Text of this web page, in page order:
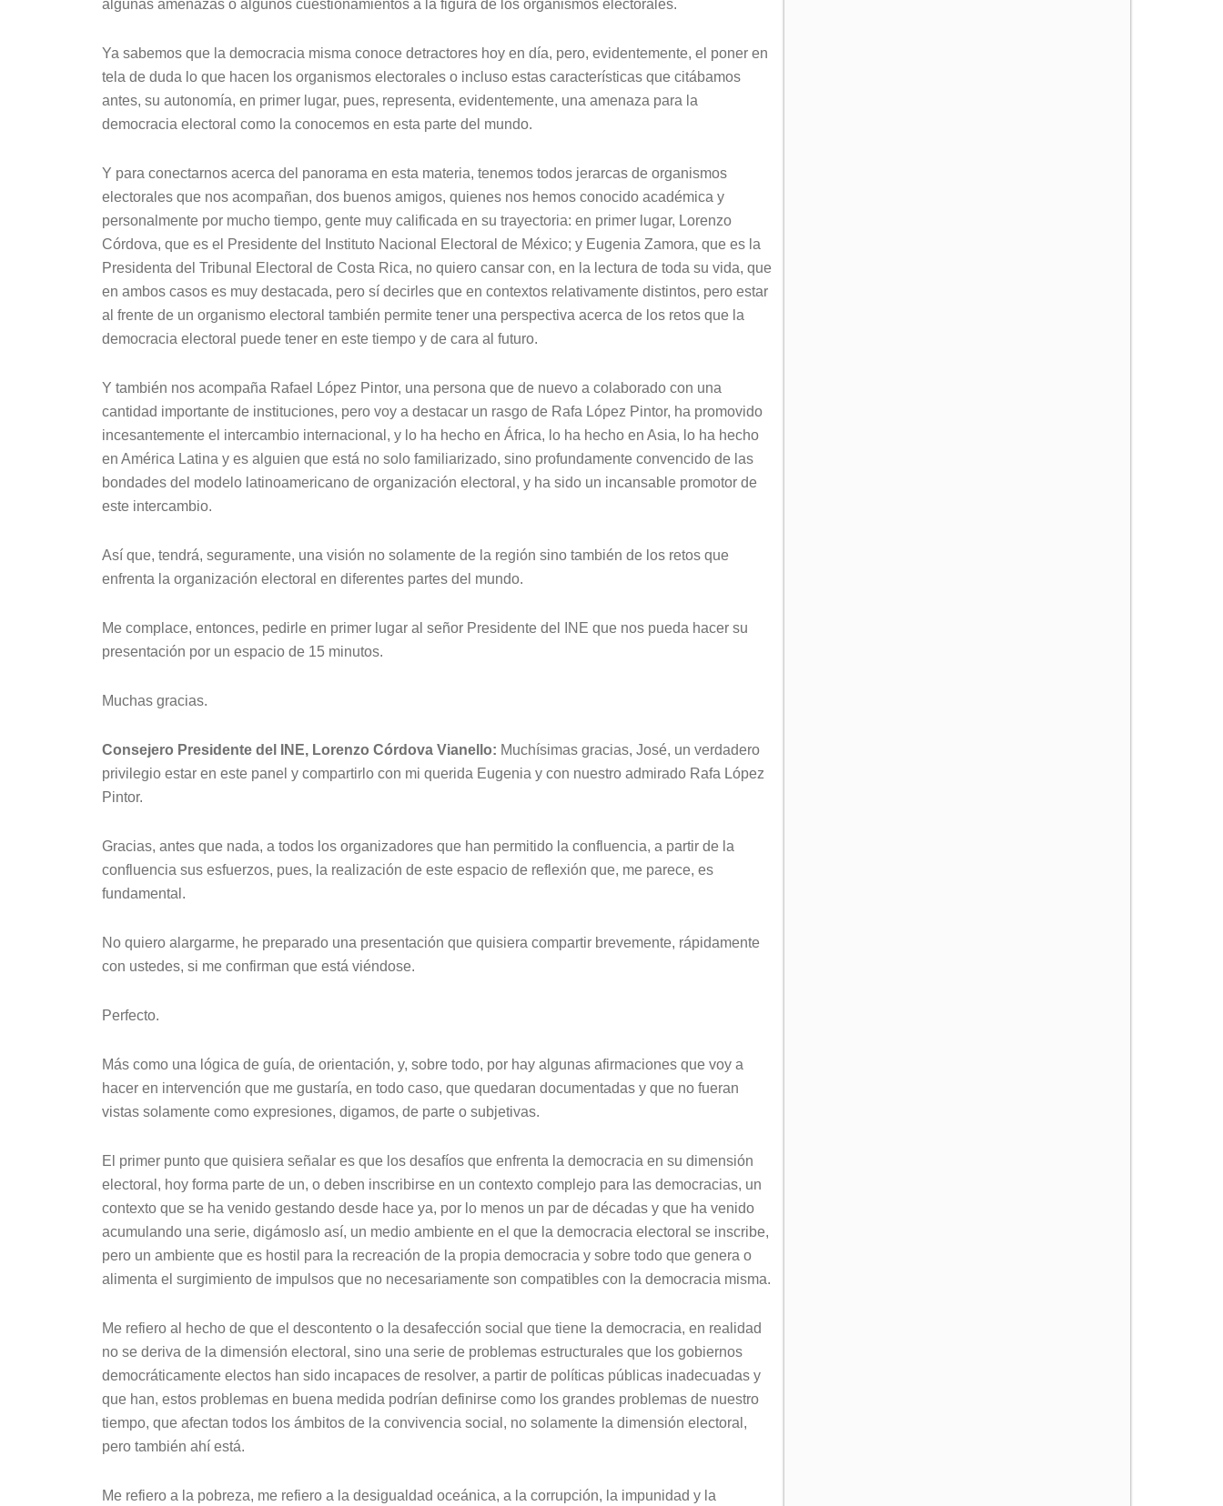
algunas amenazas o algunos cuestionamientos a la figura de los organismos electorales.
Ya sabemos que la democracia misma conoce detractores hoy en día, pero, evidentemente, el poner en
tela de duda lo que hacen los organismos electorales o incluso estas características que citábamos
antes, su autonomía, en primer lugar, pues, representa, evidentemente, una amenaza para la
democracia electoral como la conocemos en esta parte del mundo.
Y para conectarnos acerca del panorama en esta materia, tenemos todos jerarcas de organismos
electorales que nos acompañan, dos buenos amigos, quienes nos hemos conocido académica y
personalmente por mucho tiempo, gente muy calificada en su trayectoria: en primer lugar, Lorenzo
Córdova, que es el Presidente del Instituto Nacional Electoral de México; y Eugenia Zamora, que es la
Presidenta del Tribunal Electoral de Costa Rica, no quiero cansar con, en la lectura de toda su vida, que
en ambos casos es muy destacada, pero sí decirles que en contextos relativamente distintos, pero estar
al frente de un organismo electoral también permite tener una perspectiva acerca de los retos que la
democracia electoral puede tener en este tiempo y de cara al futuro.
Y también nos acompaña Rafael López Pintor, una persona que de nuevo a colaborado con una
cantidad importante de instituciones, pero voy a destacar un rasgo de Rafa López Pintor, ha promovido
incesantemente el intercambio internacional, y lo ha hecho en África, lo ha hecho en Asia, lo ha hecho
en América Latina y es alguien que está no solo familiarizado, sino profundamente convencido de las
bondades del modelo latinoamericano de organización electoral, y ha sido un incansable promotor de
este intercambio.
Así que, tendrá, seguramente, una visión no solamente de la región sino también de los retos que
enfrenta la organización electoral en diferentes partes del mundo.
Me complace, entonces, pedirle en primer lugar al señor Presidente del INE que nos pueda hacer su
presentación por un espacio de 15 minutos.
Muchas gracias.
Consejero Presidente del INE, Lorenzo Córdova Vianello: Muchísimas gracias, José, un verdadero
privilegio estar en este panel y compartirlo con mi querida Eugenia y con nuestro admirado Rafa López
Pintor.
Gracias, antes que nada, a todos los organizadores que han permitido la confluencia, a partir de la
confluencia sus esfuerzos, pues, la realización de este espacio de reflexión que, me parece, es
fundamental.
No quiero alargarme, he preparado una presentación que quisiera compartir brevemente, rápidamente
con ustedes, si me confirman que está viéndose.
Perfecto.
Más como una lógica de guía, de orientación, y, sobre todo, por hay algunas afirmaciones que voy a
hacer en intervención que me gustaría, en todo caso, que quedaran documentadas y que no fueran
vistas solamente como expresiones, digamos, de parte o subjetivas.
El primer punto que quisiera señalar es que los desafíos que enfrenta la democracia en su dimensión
electoral, hoy forma parte de un, o deben inscribirse en un contexto complejo para las democracias, un
contexto que se ha venido gestando desde hace ya, por lo menos un par de décadas y que ha venido
acumulando una serie, digámoslo así, un medio ambiente en el que la democracia electoral se inscribe,
pero un ambiente que es hostil para la recreación de la propia democracia y sobre todo que genera o
alimenta el surgimiento de impulsos que no necesariamente son compatibles con la democracia misma.
Me refiero al hecho de que el descontento o la desafección social que tiene la democracia, en realidad
no se deriva de la dimensión electoral, sino una serie de problemas estructurales que los gobiernos
democráticamente electos han sido incapaces de resolver, a partir de políticas públicas inadecuadas y
que han, estos problemas en buena medida podrían definirse como los grandes problemas de nuestro
tiempo, que afectan todos los ámbitos de la convivencia social, no solamente la dimensión electoral,
pero también ahí está.
Me refiero a la pobreza, me refiero a la desigualdad oceánica, a la corrupción, la impunidad y la